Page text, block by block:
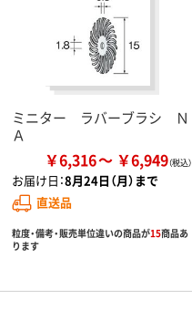
ミニター ラバーブラシ Ｎ
Ａ
￥6,316 ￥6,949
お届け日：8月24日（月）まで
直送品
粒度・備考・販売単位違いの商品が15商品あ
ります